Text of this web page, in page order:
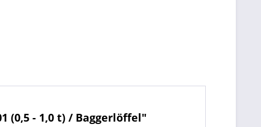
(0,5 - 1,0 t) / Baggerlöffel"